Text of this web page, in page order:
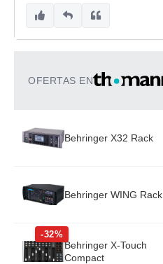
OFERTAS EN
Behringer X32 Rack
Behringer WING Rack
-32%
Behringer X-Touch
Compact